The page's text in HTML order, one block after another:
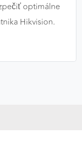
optimálne
Hikvision.